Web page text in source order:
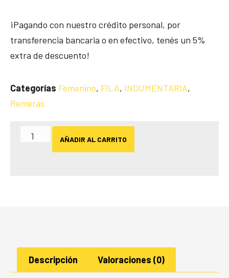
¡Pagando con nuestro crédito personal, por
transferencia bancaria o en efectivo, tenés un 5%
extra de descuento!
Categorías Femenino, FILA, INDUMENTARIA,
Remeras
AÑADIR AL CARRITO
Descripción Valoraciones (0)